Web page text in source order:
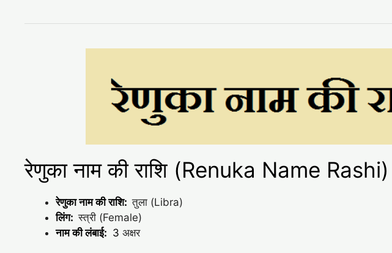
रेणुका नाम की राशि (Renuka Name Rashi)
रेणुका नाम की राशि:तुला (Libra)
लिंग:स्त्री (Female)
नाम की लंबाई: 3 अक्षर